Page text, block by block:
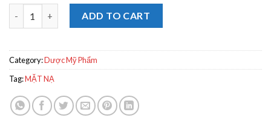
Mặt nạ Banobagi Stem Cell Vitamin Mask Whitening And
ADD TO CART
Category:Dược Mỹ Phẩm
Tag:MẶT NẠ